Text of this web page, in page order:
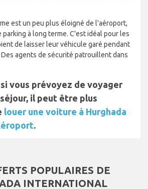
est un peu plus éloigné de l'aéroport,
à long terme. C'est idéal pour les
de laisser leur véhicule garé pendant
agents de sécurité patrouillent dans
vous prévoyez de voyager
il peut être plus
louer une voiture à Hurghada
.
POPULAIRES DE
INTERNATIONAL